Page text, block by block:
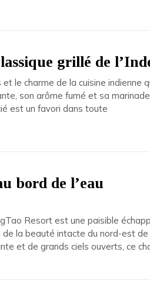
grillé de
le charme de la cuisine indienne
son arôme fumé et sa marinade
est un favori dans toute
bord de l’eau
Resort est une paisible
la beauté intacte du nord-est de
et de grands ciels ouverts, ce